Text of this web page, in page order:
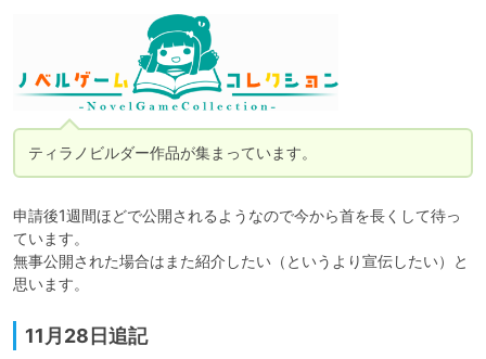
ティラノビルダー作品が集まっています。
申請後1週間ほどで公開されるようなので今から首を長くして待っ
ています。
無事公開された場合はまた紹介したい（というより宣伝したい）と
思います。
11月28日追記